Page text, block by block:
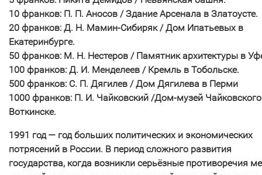
10 франков: П. П. Аносов / Здание Арсенала в Златоусте.
20 франков: Д. Н. Мамин-Сибиряк / Дом Ипатьевых в
Екатеринбурге.
50 франков: М. Н. Нестеров / Памятник архитектуры в
100 франков: Д. И. Менделеев / Кремль в Тобольске.
500 франков: С. П. Дягилев / Дом Дягилева в Перми
1000 франков: П. И. Чайковский /Дом-музей
Воткинске.
1991 год — год больших политических и экономических
потрясений в России. В период сложного развития
государства, когда возникли серьёзные противоречия